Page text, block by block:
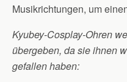
Musikrichtungen, um
Kyubey-Cosplay-Ohren
übergeben, da sie ihnen
gefallen haben: